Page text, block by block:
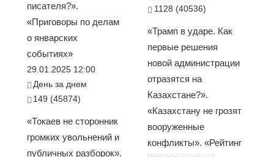
писателя?».
«Приговоры по делам
о январских
событиях»
29.01.2025 12:00
День за днем
149 (45874)
«Токаев не сторонник
громких увольнений и
публичных разборок».
1128 (40536)
«Трамп в ударе. Как
первые решения
новой администрации
отразятся на
Казахстане?».
«Казахстану не грозят
вооруженные
конфликты». «Рейтинг